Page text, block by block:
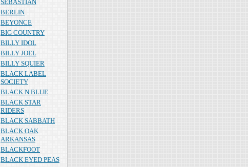
SEBASTIAN
BERLIN
BEYONCE
BIG COUNTRY
BILLY IDOL
BILLY JOEL
BILLY SQUIER
BLACK LABEL
SOCIETY
BLACK N BLUE
BLACK STAR
RIDERS
BLACK SABBATH
BLACK OAK
ARKANSAS
BLACKFOOT
BLACK EYED PEAS